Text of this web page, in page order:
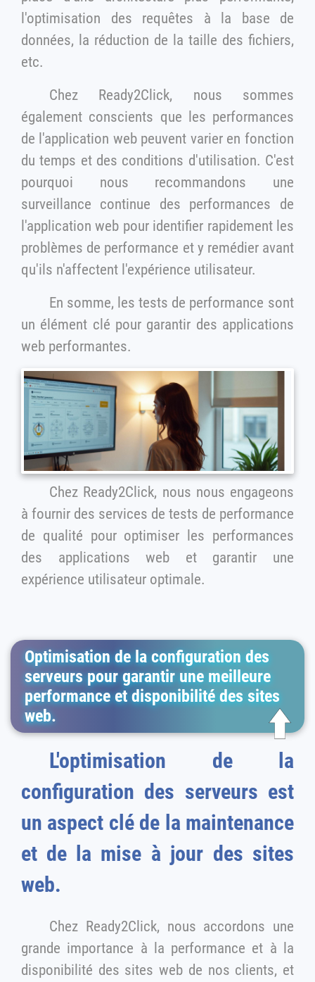
l'optimisation des requêtes à la base de
données, la réduction de la taille des fichiers,
etc.
Chez Ready2Click, nous sommes
également conscients que les performances
de l'application web peuvent varier en fonction
du temps et des conditions d'utilisation. C'est
pourquoi nous recommandons une
surveillance continue des performances de
l'application web pour identifier rapidement les
problèmes de performance et y remédier avant
qu'ils n'affectent l'expérience utilisateur.
En somme, les tests de performance sont
un élément clé pour garantir des applications
web performantes.
Chez Ready2Click, nous nous engageons
à fournir des services de tests de performance
de qualité pour optimiser les performances
des applications web et garantir une
expérience utilisateur optimale.
Optimisation de la configuration des
serveurs pour garantir une meilleure
performance et disponibilité des sites
web.
L'optimisation de la
configuration des serveurs est
un aspect clé de la maintenance
et de la mise à jour des sites
web.
Chez Ready2Click, nous accordons une
grande importance à la performance et à la
disponibilité des sites web de nos clients, et